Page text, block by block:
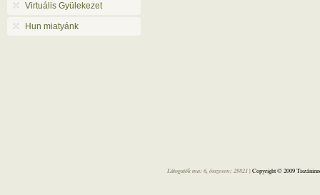
Virtuális Gyülekezet
Hun miatyánk
Látogatók ma: 6, összesen: 29821 |Copyright © 2009